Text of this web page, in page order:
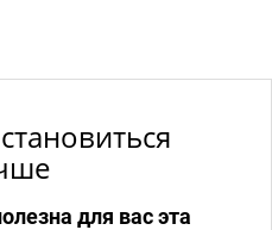
для вас эта